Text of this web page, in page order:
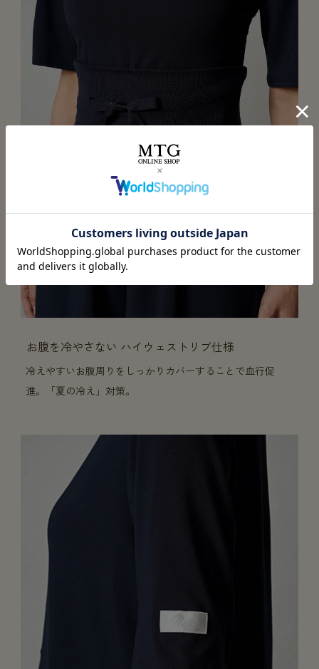
お腹を冷やさない ハイウェストリブ仕様
冷えやすいお腹周りをしっかりカバーすることで血行促
進。「夏の冷え」対策。